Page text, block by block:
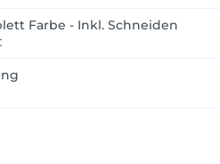
Farbe - Inkl. Schneiden